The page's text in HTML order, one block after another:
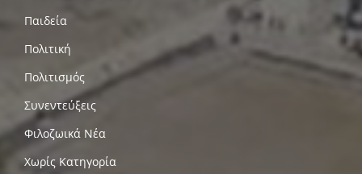
Παιδεία
Πολιτική
Πολιτισμός
Συνεντεύξεις
Φιλοζωικά Νέα
Χωρίς Κατηγορία